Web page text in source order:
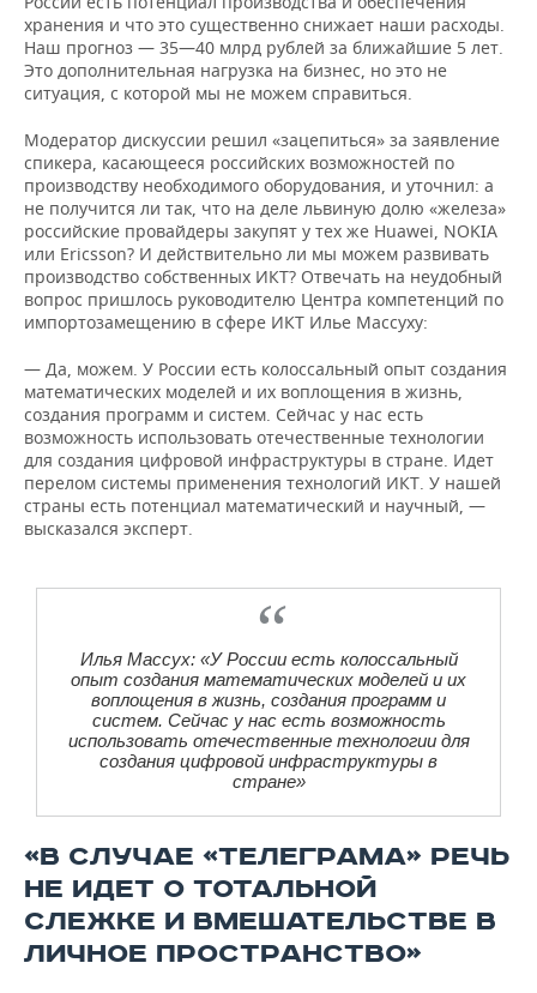
хранения и что это существенно снижает наши расходы.
Наш прогноз — 35—40 млрд рублей за ближайшие 5 лет.
Это дополнительная нагрузка на бизнес, но это не
ситуация, с которой мы не можем справиться.
Модератор дискуссии решил «зацепиться» за заявление
спикера, касающееся российских возможностей по
производству необходимого оборудования, и уточнил: а
не получится ли так, что на деле львиную долю «железа»
российские провайдеры закупят у тех же Huawei, NOKIA
или Ericsson? И действительно ли мы можем развивать
производство собственных ИКТ? Отвечать на неудобный
вопрос пришлось руководителю Центра компетенций по
импортозамещению в сфере ИКТ Илье Массуху:
— Да, можем. У России есть колоссальный опыт создания
математических моделей и их воплощения в жизнь,
создания программ и систем. Сейчас у нас есть
возможность использовать отечественные технологии
для создания цифровой инфраструктуры в стране. Идет
перелом системы применения технологий ИКТ. У нашей
страны есть потенциал математический и научный, —
высказался эксперт.
Илья Массух: «У России есть колоссальный
опыт создания математических моделей и их
воплощения в жизнь, создания программ и
систем. Сейчас у нас есть возможность
использовать отечественные технологии для
создания цифровой инфраструктуры в
стране»
«В СЛУЧАЕ «ТЕЛЕГРАМА» РЕЧЬ
НЕ ИДЕТ О ТОТАЛЬНОЙ
СЛЕЖКЕ И ВМЕШАТЕЛЬСТВЕ В
ЛИЧНОЕ ПРОСТРАНСТВО»